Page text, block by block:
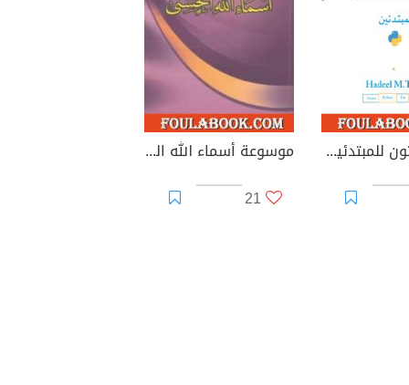
تعلم البايثون للمبتدئين - بالعربي
موسوعة أسماء الله الحسنى
21